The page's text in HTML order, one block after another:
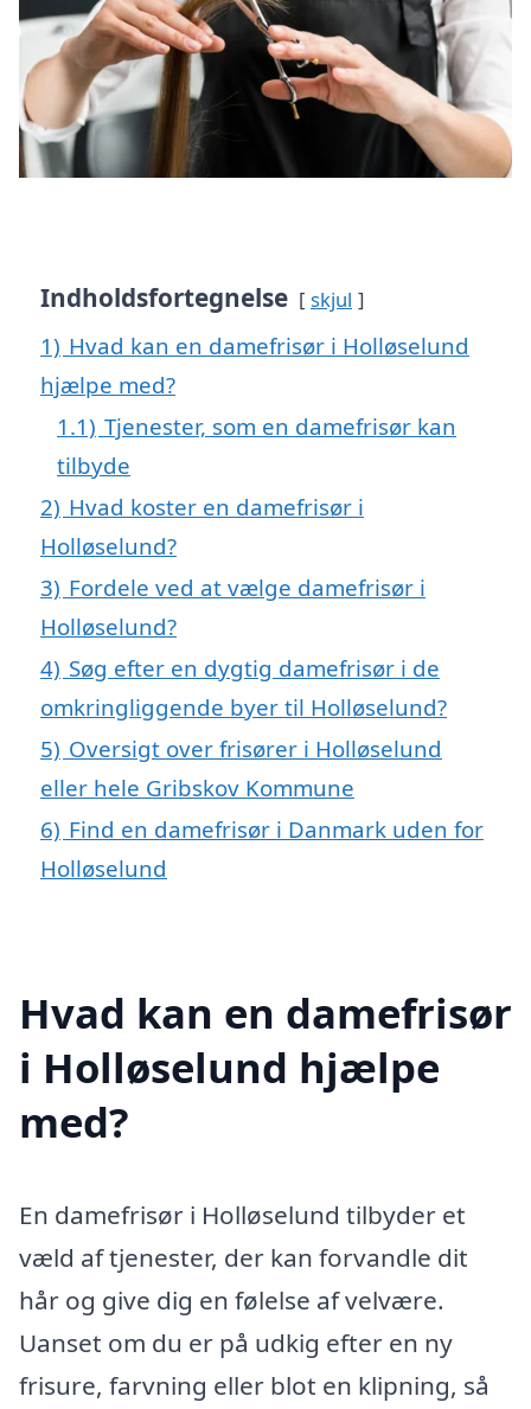
Indholdsfortegnelse skjul
1) Hvad kan en damefrisør i Holløselund
hjælpe med?
1.1) Tjenester, som en damefrisør kan
tilbyde
2) Hvad koster en damefrisør i
Holløselund?
3) Fordele ved at vælge damefrisør i
Holløselund?
4) Søg efter en dygtig damefrisør i de
omkringliggende byer til Holløselund?
5) Oversigt over frisører i Holløselund
eller hele Gribskov Kommune
6) Find en damefrisør i Danmark uden for
Holløselund
Hvad kan en damefrisør
i Holløselund hjælpe
med?
En damefrisør i Holløselund tilbyder et
væld af tjenester, der kan forvandle dit
hår og give dig en følelse af velvære.
Uanset om du er på udkig efter en ny
frisure, farvning eller blot en klipning, så